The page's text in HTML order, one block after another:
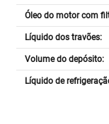
Óleo do motor com
Líquido dos travões:
Volume do depósito:
Líquido de